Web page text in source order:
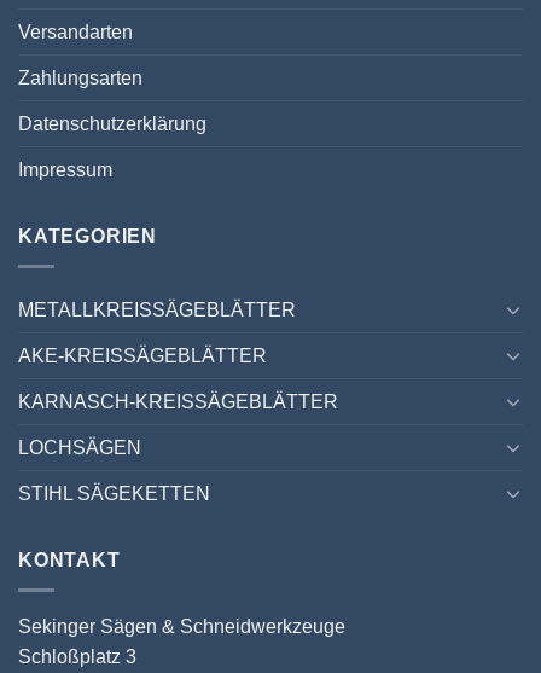
Versandarten
Zahlungsarten
Datenschutzerklärung
Impressum
KATEGORIEN
METALLKREISSÄGEBLÄTTER
AKE-KREISSÄGEBLÄTTER
KARNASCH-KREISSÄGEBLÄTTER
LOCHSÄGEN
STIHL SÄGEKETTEN
KONTAKT
Sekinger Sägen & Schneidwerkzeuge
Schloßplatz 3